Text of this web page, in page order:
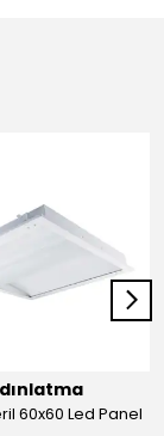
60x60 Led Panel